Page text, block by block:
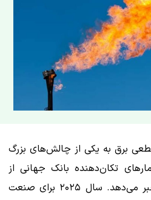
قطعی برق به یکی از چالش‌های بزرگ
تکان‌دهنده بانک جهانی از
هدررفت عظیم ثروت ملی خبر می‌دهد. سال ۲۰۲۵ برای صنعت